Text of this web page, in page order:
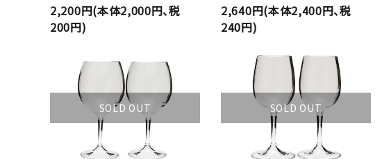
2,200円(本体2,000円、税
200円)
2,640円(本体2,400円、税
240円)
SOLD OUT SOLD OUT